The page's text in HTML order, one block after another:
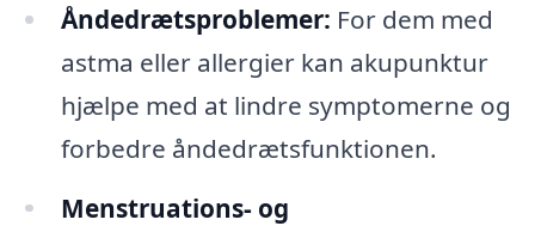
Åndedrætsproblemer: For dem med
astma eller allergier kan akupunktur
hjælpe med at lindre symptomerne og
forbedre åndedrætsfunktionen.
Menstruations- og